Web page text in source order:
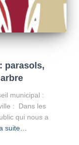
parasols,
municipal :
: Dans les
qui nous a
suite…